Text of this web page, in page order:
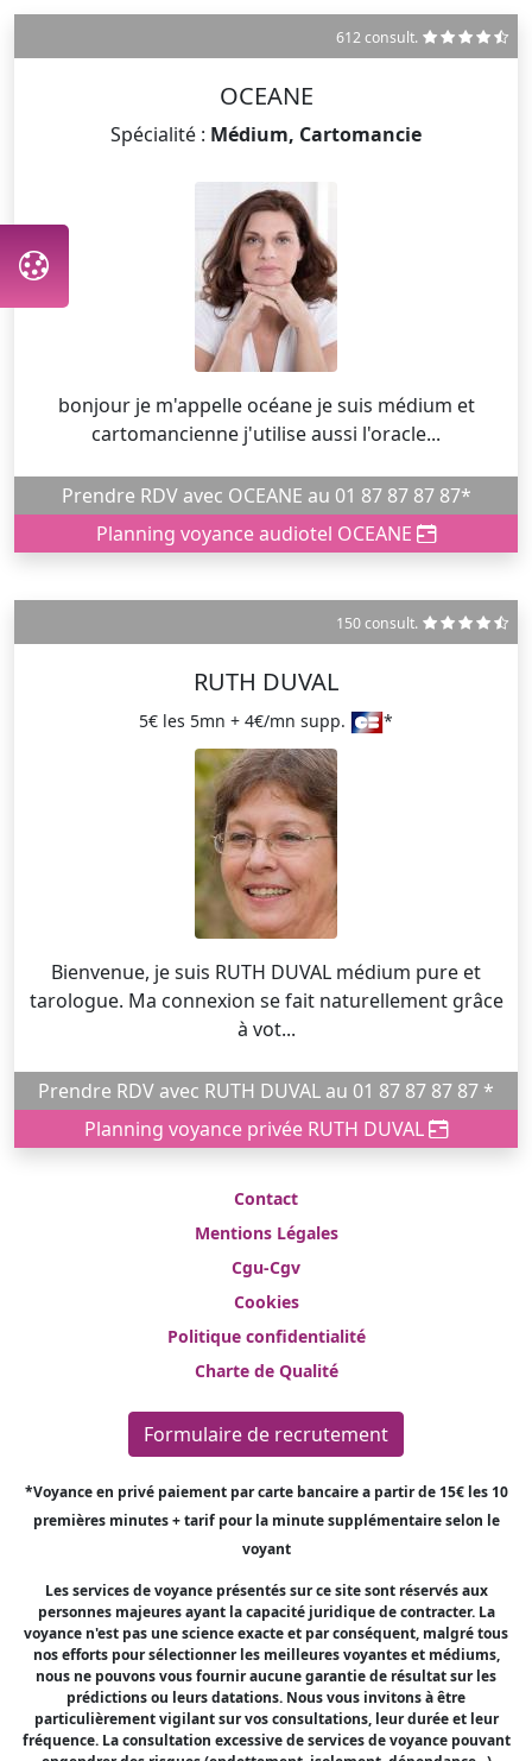
612 consult.
OCEANE
Spécialité : Médium, Cartomancie
bonjour je m'appelle océane je suis médium et
cartomancienne j'utilise aussi l'oracle...
Prendre RDV avec OCEANE au 01 87 87 87 87*
Planning voyance audiotel OCEANE
150 consult.
RUTH DUVAL
5€ les 5mn + 4€/mn supp. *
Bienvenue, je suis RUTH DUVAL médium pure et
tarologue. Ma connexion se fait naturellement grâce
à vot...
Prendre RDV avec RUTH DUVAL au 01 87 87 87 87 *
Planning voyance privée RUTH DUVAL
Contact
Mentions Légales
Cgu-Cgv
Cookies
Politique confidentialité
Charte de Qualité
Formulaire de recrutement
*Voyance en privé paiement par carte bancaire a partir de 15€ les 10
premières minutes + tarif pour la minute supplémentaire selon le
voyant
Les services de voyance présentés sur ce site sont réservés aux
personnes majeures ayant la capacité juridique de contracter. La
voyance n'est pas une science exacte et par conséquent, malgré tous
nos efforts pour sélectionner les meilleures voyantes et médiums,
nous ne pouvons vous fournir aucune garantie de résultat sur les
prédictions ou leurs datations. Nous vous invitons à être
particulièrement vigilant sur vos consultations, leur durée et leur
fréquence. La consultation excessive de services de voyance pouvant